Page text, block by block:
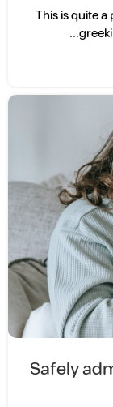
This is quite
Safely